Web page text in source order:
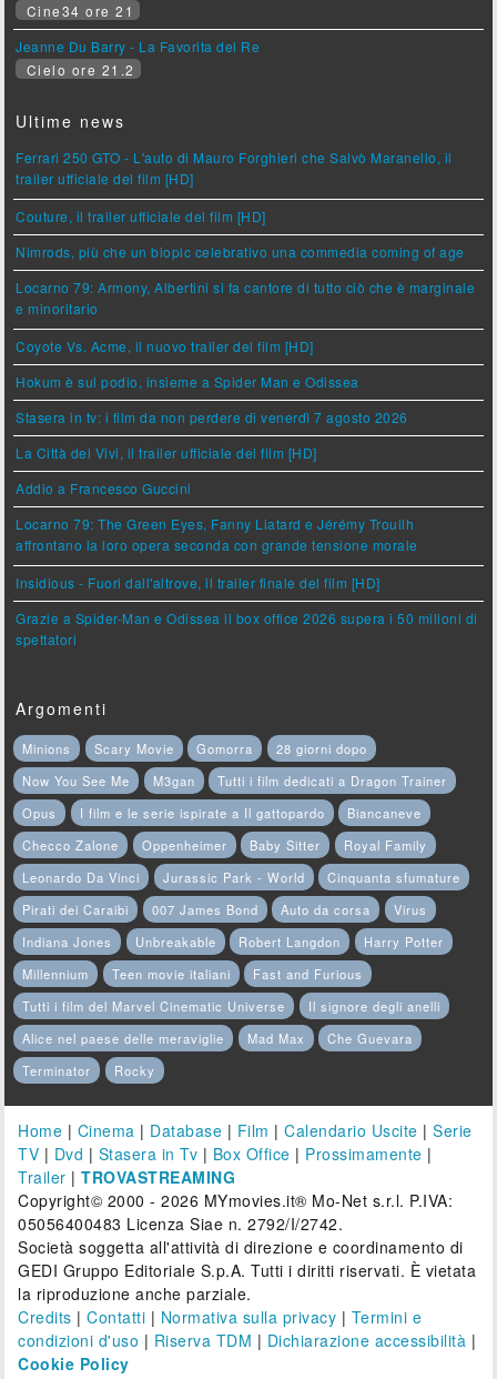
Cine34 ore 21
Jeanne Du Barry - La Favorita del Re
Cielo ore 21.2
Ultime news
Ferrari 250 GTO - L'auto di Mauro Forghieri che Salvò Maranello, il
trailer ufficiale del film [HD]
Couture, il trailer ufficiale del film [HD]
Nimrods, più che un biopic celebrativo una commedia coming of age
Locarno 79: Armony, Albertini si fa cantore di tutto ciò che è marginale
e minoritario
Coyote Vs. Acme, il nuovo trailer del film [HD]
Hokum è sul podio, insieme a Spider Man e Odissea
Stasera in tv: i film da non perdere di venerdì 7 agosto 2026
La Città dei Vivi, il trailer ufficiale del film [HD]
Addio a Francesco Guccini
Locarno 79: The Green Eyes, Fanny Liatard e Jérémy Trouilh
affrontano la loro opera seconda con grande tensione morale
Insidious - Fuori dall'altrove, il trailer finale del film [HD]
Grazie a Spider-Man e Odissea il box office 2026 supera i 50 milioni di
spettatori
Argomenti
Minions Scary Movie Gomorra
28 giorni dopo
Now You See Me
M3gan
Tutti i film dedicati a Dragon Trainer
Opus
I film e le serie ispirate a Il gattopardo
Biancaneve
Checco Zalone
Oppenheimer Baby Sitter
Royal Family
Leonardo Da Vinci
Jurassic Park - World
Cinquanta sfumature
Pirati dei Caraibi
007 James Bond Auto da corsa
Virus
Indiana Jones
Unbreakable Robert Langdon
Harry Potter
Millennium
Teen movie italiani
Fast and Furious
Tutti i film del Marvel Cinematic Universe
Il signore degli anelli
Alice nel paese delle meraviglie
Mad Max
Che Guevara
Terminator
Rocky
Home | Cinema | Database | Film |Calendario Uscite |Serie
TV | Dvd | Stasera in Tv | Box Office | Prossimamente |
Trailer |TROVASTREAMING
Copyright© 2000 - 2026 MYmovies.it® Mo-Net s.r.l. P.IVA:
05056400483 Licenza Siae n. 2792/I/2742.
Società soggetta all'attività di direzione e coordinamento di
GEDI Gruppo Editoriale S.p.A. Tutti i diritti riservati. È vietata
la riproduzione anche parziale.
Credits |Contatti | Normativa sulla privacy | Termini e
condizioni d'uso | Riserva TDM | Dichiarazione accessibilità |
Cookie Policy